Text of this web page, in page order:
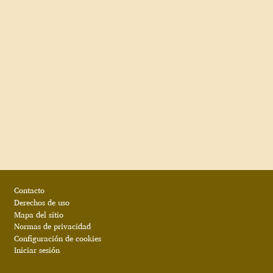
Contacto
Derechos de uso
Mapa del sitio
Normas de privacidad
Configuración de cookies
Iniciar sesión